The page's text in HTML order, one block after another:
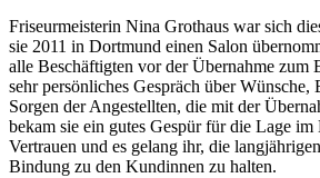
Friseurmeisterin Nina Grothaus war sich
sie 2011 in Dortmund einen Salon
alle Beschäftigten vor der Übernahme zum
sehr persönliches Gespräch über Wünsche,
Sorgen der Angestellten, die mit der
bekam sie ein gutes Gespür für die Lage
Vertrauen und es gelang ihr, die
Bindung zu den Kundinnen zu halten.